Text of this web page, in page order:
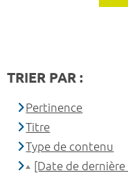
TRIER PAR :
Pertinence
Titre
Type de contenu
[Date de